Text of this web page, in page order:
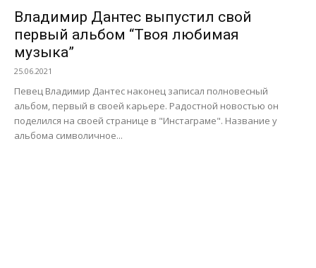
Владимир Дантес выпустил свой
первый альбом “Твоя любимая
музыка”
25.06.2021
Певец Владимир Дантес наконец записал полновесный
альбом, первый в своей карьере. Радостной новостью он
поделился на своей странице в "Инстаграме". Название у
альбома символичное...